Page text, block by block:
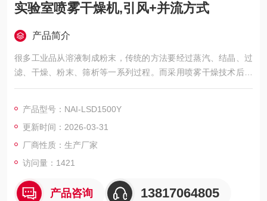
实验室喷雾干燥机,引风+并流方式
产品简介
很多工业品从溶液制成粉末，传统的方法要经过蒸汽、结晶、过
滤、干燥、粉末、筛析等一系列过程。而采用喷雾干燥技术后，
用雾化器喷出溶液，在热气流的作用下直接生成粉末产品，原料
干燥成品可根据需要，制成粉状、颗粒状、空心球或团粒状。 实
验室喷雾干燥机,引风+并流方式
产品型号：NAI-LSD1500Y
更新时间：2026-03-31
厂商性质：生产厂家
访问量：1421
产品咨询 13817064805